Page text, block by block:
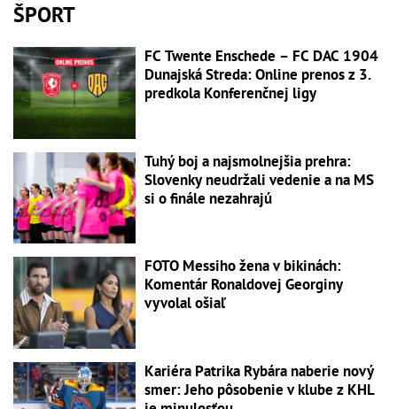
ŠPORT
FC Twente Enschede – FC DAC 1904
Dunajská Streda: Online prenos z 3.
predkola Konferenčnej ligy
Tuhý boj a najsmolnejšia prehra:
Slovenky neudržali vedenie a na MS
si o finále nezahrajú
FOTO Messiho žena v bikinách:
Komentár Ronaldovej Georginy
vyvolal ošiaľ
Kariéra Patrika Rybára naberie nový
smer: Jeho pôsobenie v klube z KHL